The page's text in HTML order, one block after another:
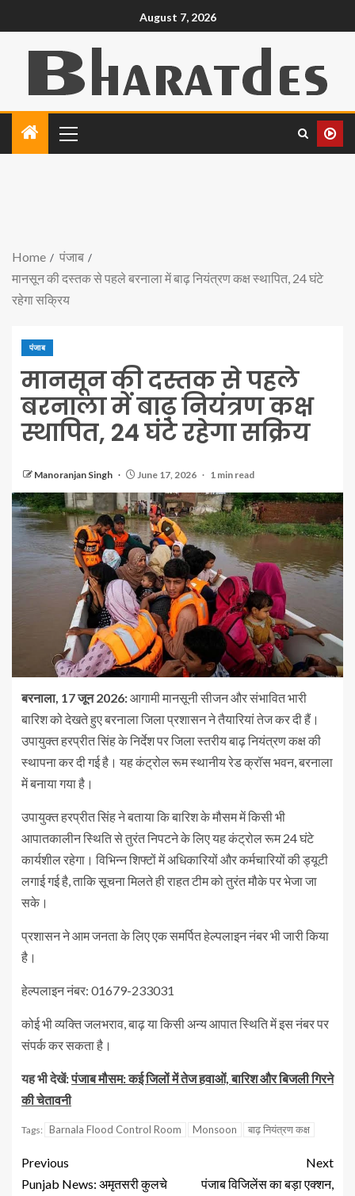
August 7, 2026
Home
पंजाब
मानसून की दस्तक से पहले बरनाला में बाढ़ नियंत्रण कक्ष स्थापित, 24 घंटे
रहेगा सक्रिय
पंजाब
मानसून की दस्तक से पहले
बरनाला में बाढ़ नियंत्रण कक्ष
स्थापित, 24 घंटे रहेगा सक्रिय
Manoranjan Singh June 17, 2026 1 min read
बरनाला, 17 जून 2026:आगामी मानसूनी सीजन और संभावित भारी
बारिश को देखते हुए बरनाला जिला प्रशासन ने तैयारियां तेज कर दी हैं।
उपायुक्त हरप्रीत सिंह के निर्देश पर जिला स्तरीय बाढ़ नियंत्रण कक्ष की
स्थापना कर दी गई है। यह कंट्रोल रूम स्थानीय रेड क्रॉस भवन, बरनाला
में बनाया गया है।
उपायुक्त हरप्रीत सिंह ने बताया कि बारिश के मौसम में किसी भी
आपातकालीन स्थिति से तुरंत निपटने के लिए यह कंट्रोल रूम 24 घंटे
कार्यशील रहेगा। विभिन्न शिफ्टों में अधिकारियों और कर्मचारियों की ड्यूटी
लगाई गई है, ताकि सूचना मिलते ही राहत टीम को तुरंत मौके पर भेजा जा
सके।
प्रशासन ने आम जनता के लिए एक समर्पित हेल्पलाइन नंबर भी जारी किया
है।
हेल्पलाइन नंबर: 01679-233031
कोई भी व्यक्ति जलभराव, बाढ़ या किसी अन्य आपात स्थिति में इस नंबर पर
संपर्क कर सकता है।
यह भी देखें:पंजाब मौसम: कई जिलों में तेज हवाओं, बारिश और बिजली गिरने
की चेतावनी
Tags: Barnala Flood Control Room Monsoon बाढ़ नियंत्रण कक्ष
Previous
Punjab News: अमृतसरी कुलचे
Next
पंजाब विजिलेंस का बड़ा एक्शन,